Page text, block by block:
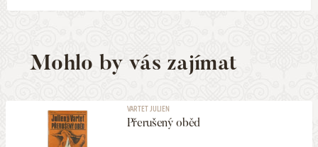
Mohlo by vás zajímat
VARTET JULIEN
Přerušený oběd